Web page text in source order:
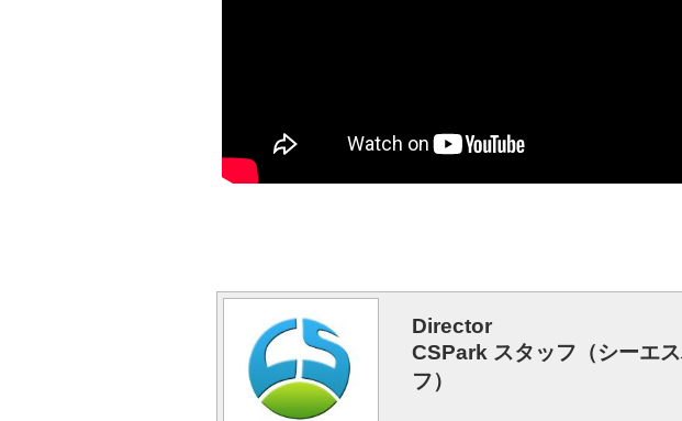
Director
CSPark スタッフ（シーエ
フ）